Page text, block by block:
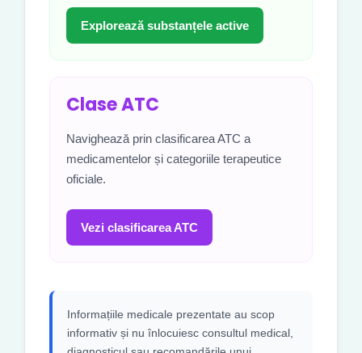
Explorează substanțele active
Clase ATC
Navighează prin clasificarea ATC a
medicamentelor și categoriile terapeutice
oficiale.
Vezi clasificarea ATC
Informațiile medicale prezentate au scop
informativ și nu înlocuiesc consultul medical,